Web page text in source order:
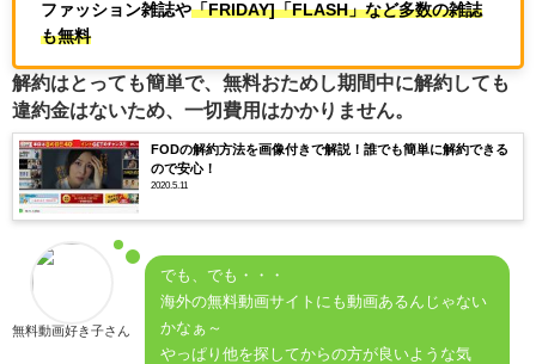
ファッション雑誌や「FRIDAY]「FLASH」など多数の雑誌
も無料
解約はとっても簡単で、無料おためし期間中に解約しても
違約金はないため、一切費用はかかりません。
FODの解約方法を画像付きで解説！誰でも簡単に解約できる
ので安心！
2020.5.11
無料動画好き子さん
でも、でも・・・
海外の無料動画サイトにも動画あるんじゃない
かなぁ～
やっぱり他を探してからの方が良いような気